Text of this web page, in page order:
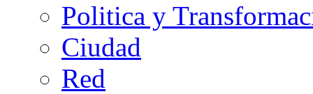
Politica y
Ciudad
Red